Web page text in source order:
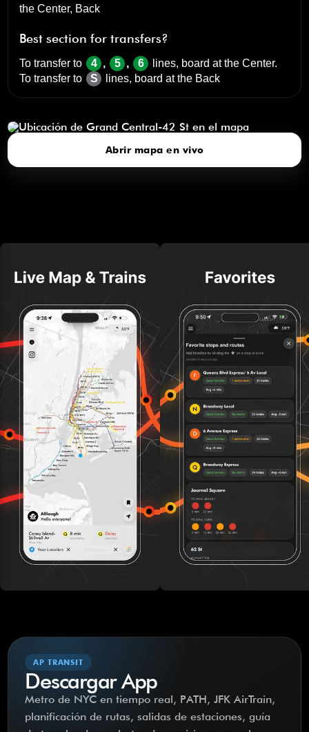
theCenter, Back
Best section for transfers?
To transfer to 4 , 5 , 6 lines, board at theCenter.
To transfer to
S lines, board at the Back
Abrir mapa en vivo
AP TRANSIT
Descargar App
Metro de NYC en tiempo real, PATH, JFK AirTrain,
planificación de rutas, salidas de estaciones, guía